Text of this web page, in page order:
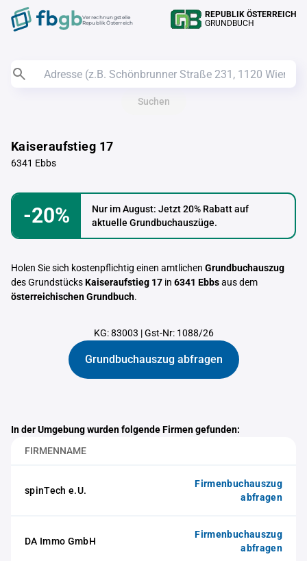
Verrechnungstelle
Republik Österreich
REPUBLIK ÖSTERREICH
GRUNDBUCH
Suchen
Kaiseraufstieg 17
6341 Ebbs
-20%
Nur im August: Jetzt 20% Rabatt auf
aktuelle Grundbuchauszüge.
Holen Sie sich kostenpflichtig einen amtlichen Grundbuchauszug
des GrundstücksKaiseraufstieg 17 in 6341 Ebbsaus dem
österreichischen Grundbuch.
KG: 83003 |Gst-Nr: 1088/26
Grundbuchauszug abfragen
In der Umgebung wurden folgende Firmen gefunden:
FIRMENNAME
spinTech e.U.
Firmenbuchauszug
abfragen
DA Immo GmbH
Firmenbuchauszug
abfragen